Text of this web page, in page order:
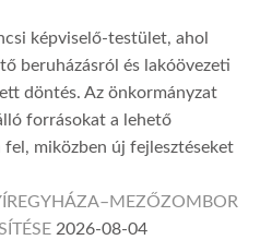
képviselő-testület, ahol
beruházásról és lakóövezeti
döntés. Az önkormányzat
forrásokat a lehető
fel, miközben új fejlesztéseket
2026-08-04